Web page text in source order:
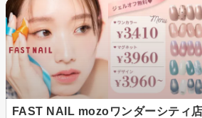
FAST NAIL mozoワンダーシティ